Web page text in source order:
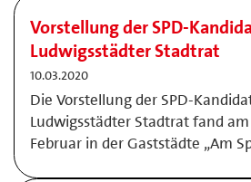
Vorstellung der SPD-
Ludwigsstädter Stadtrat
10.03.2020
Die Vorstellung der SPD-
Ludwigsstädter Stadtrat fand
Februar in der Gaststädte „Am